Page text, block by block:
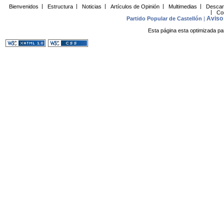
Bienvenidos Estructura Noticias Artículos de Opinión Multimedias
Partido Popular de Castellón
|Aviso
Esta página esta optimizada